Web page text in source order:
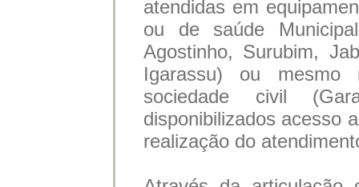
atendidas em
ou de saúde
Agostinho, Surubim,
Igarassu) ou
sociedade civil
disponibilizados acesso
realização do